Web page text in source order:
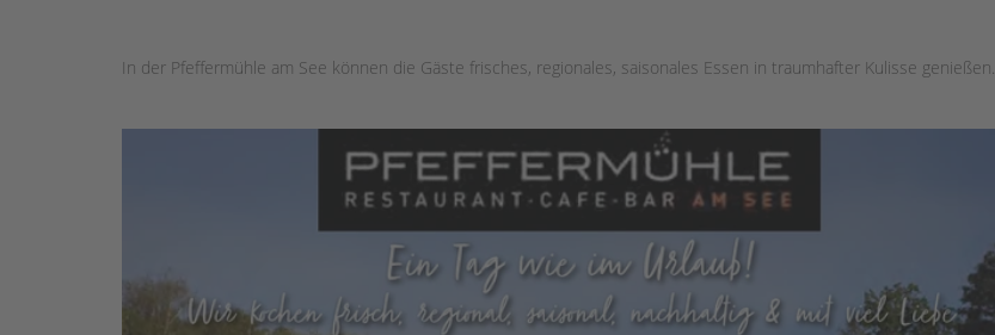
In der Pfeffermühle am See können die Gäste frisches, regionales, saisonales Essen in traumhafter Kulisse genießen.